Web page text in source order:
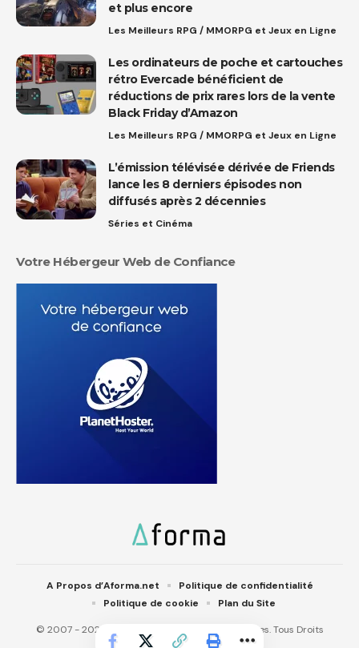
et plus encore
Les Meilleurs RPG / MMORPG et Jeux en Ligne
Les ordinateurs de poche et cartouches
rétro Evercade bénéficient de
réductions de prix rares lors de la vente
Black Friday d’Amazon
Les Meilleurs RPG / MMORPG et Jeux en Ligne
L’émission télévisée dérivée de Friends
lance les 8 derniers épisodes non
diffusés après 2 décennies
Séries et Cinéma
Votre Hébergeur Web de Confiance
© 2007 - 2025 Aforma.net. Aforma IT Technologies. Tous Droits
A Propos d’Aforma.net
Politique de confidentialité
Politique de cookie
Plan du Site